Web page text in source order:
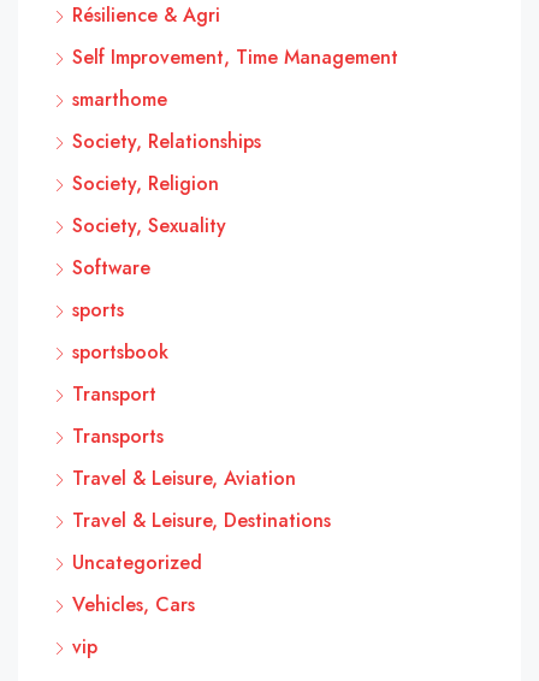
Résilience & Agri
Self Improvement, Time Management
smarthome
Society, Relationships
Society, Religion
Society, Sexuality
Software
sports
sportsbook
Transport
Transports
Travel & Leisure, Aviation
Travel & Leisure, Destinations
Uncategorized
Vehicles, Cars
vip